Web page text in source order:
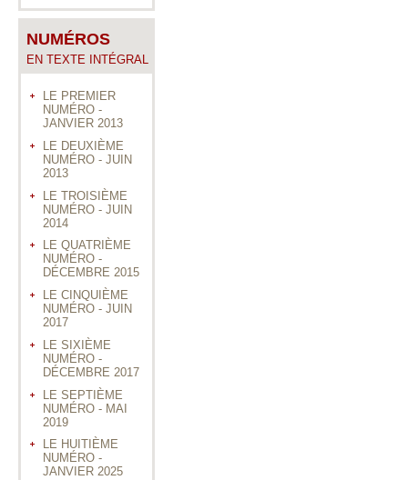
NUMÉROS
EN TEXTE INTÉGRAL
LE PREMIER
NUMÉRO -
JANVIER 2013
LE DEUXIÈME
NUMÉRO - JUIN
2013
LE TROISIÈME
NUMÉRO - JUIN
2014
LE QUATRIÈME
NUMÉRO -
DÉCEMBRE 2015
LE CINQUIÈME
NUMÉRO - JUIN
2017
LE SIXIÈME
NUMÉRO -
DÉCEMBRE 2017
LE SEPTIÈME
NUMÉRO - MAI
2019
LE HUITIÈME
NUMÉRO -
JANVIER 2025